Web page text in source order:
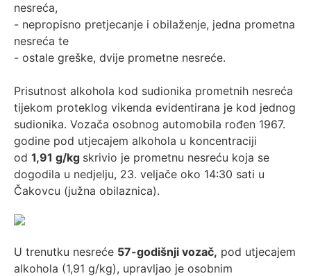
nesreća,
- nepropisno pretjecanje i obilaženje, jedna prometna
nesreća te
- ostale greške, dvije prometne nesreće.
Prisutnost alkohola kod sudionika prometnih nesreća
tijekom proteklog vikenda evidentirana je kod jednog
sudionika. Vozača osobnog automobila rođen 1967.
godine pod utjecajem alkohola u koncentraciji
od 1,91 g/kg skrivio je prometnu nesreću koja se
dogodila u nedjelju, 23. veljače oko 14:30 sati u
Čakovcu (južna obilaznica).
U trenutku nesreće 57-godišnji vozač, pod utjecajem
alkohola (1,91 g/kg), upravljao je osobnim